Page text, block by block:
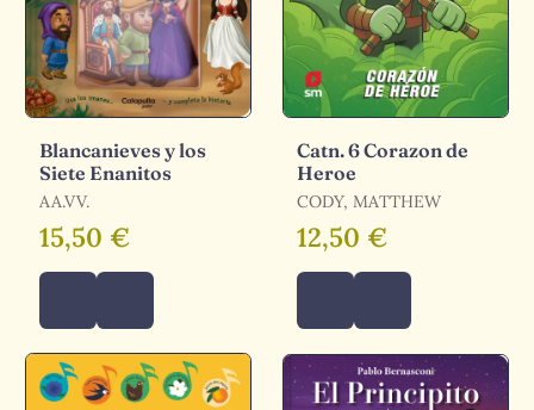
Blancanieves y los
Siete Enanitos
AA.VV.
15,50 €
Catn. 6 Corazon de
Heroe
CODY, MATTHEW
12,50 €